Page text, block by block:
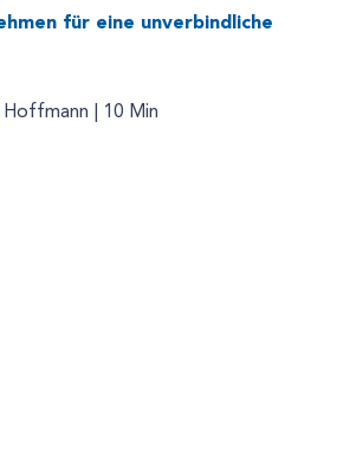
für eine unverbindliche
| 10 Min